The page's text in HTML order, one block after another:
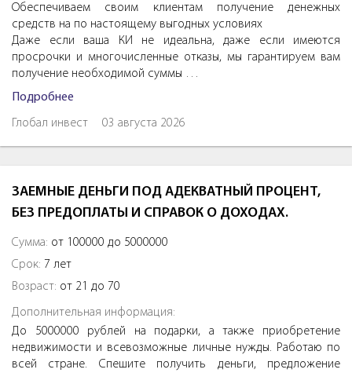
Обеспечиваем своим клиентам получение денежных
средств на по настоящему выгодных условиях
Даже если ваша КИ не идеальна, даже если имеются
просрочки и многочисленные отказы, мы гарантируем вам
получение необходимой суммы …
Подробнее
Глобал инвест 03 августа 2026
ЗАЕМНЫЕ ДЕНЬГИ ПОД АДЕКВАТНЫЙ ПРОЦЕНТ,
БЕЗ ПРЕДОПЛАТЫ И СПРАВОК О ДОХОДАХ.
Сумма: от 100000 до 5000000
Срок: 7 лет
Возраст: от 21 до 70
Дополнительная информация:
До 5000000 рублей на подарки, а также приобретение
недвижимости и всевозможные личные нужды. Работаю по
всей стране. Спешите получить деньги, предложение